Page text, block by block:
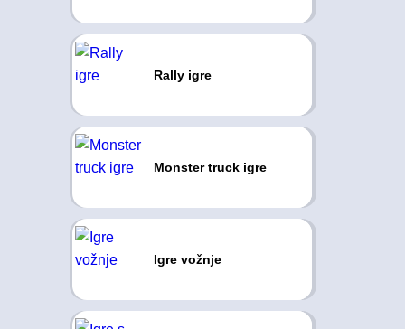
Rally igre
Monster truck igre
Igre vožnje